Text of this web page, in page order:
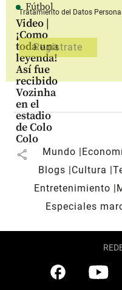
Fútbol
Video |
¡Como
toda una
leyenda!
Así fue
recibido
Vozinha
en el
estadio
de Colo
Colo
share
Tratamiento del Datos
Mundo
Blogs
Cultura
Entretenimiento
Especiales